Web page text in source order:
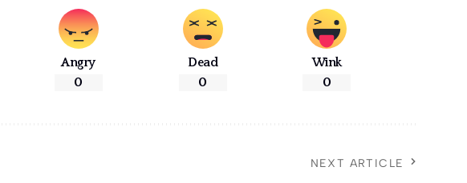
Angry
0
Dead
0
Wink
0
NEXT ARTICLE